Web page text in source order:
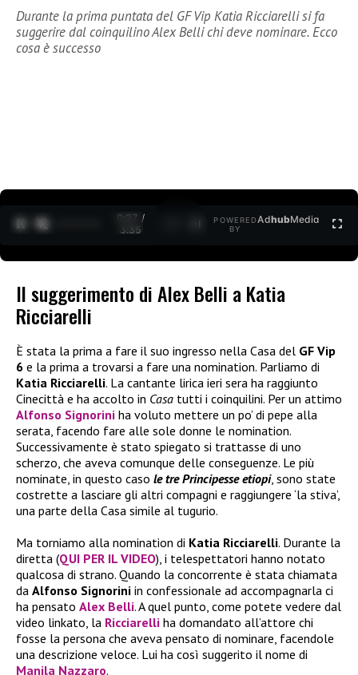
Durante la prima puntata del GF Vip Katia Ricciarelli si fa
suggerire dal coinquilino Alex Belli chi deve nominare. Ecco
cosa è successo
0:28 /
3:35
POWERED
BY
AdhubMedia
Il suggerimento di Alex Belli a Katia
Ricciarelli
È stata la prima a fare il suo ingresso nella Casa del GF Vip
6 e la prima a trovarsi a fare una nomination. Parliamo di
Katia Ricciarelli. La cantante lirica ieri sera ha raggiunto
Cinecittà e ha accolto in Casa tutti i coinquilini. Per un attimo
Alfonso Signorini ha voluto mettere un po’ di pepe alla
serata, facendo fare alle sole donne le nomination.
Successivamente è stato spiegato si trattasse di uno
scherzo, che aveva comunque delle conseguenze. Le più
nominate, in questo caso le tre Principesse etiopi, sono state
costrette a lasciare gli altri compagni e raggiungere ‘la stiva’,
una parte della Casa simile al tugurio.
Ma torniamo alla nomination di Katia Ricciarelli. Durante la
diretta (QUI PER IL VIDEO), i telespettatori hanno notato
qualcosa di strano. Quando la concorrente è stata chiamata
da Alfonso Signorini in confessionale ad accompagnarla ci
ha pensato Alex Belli. A quel punto, come potete vedere dal
video linkato, la Ricciarelli ha domandato all’attore chi
fosse la persona che aveva pensato di nominare, facendole
una descrizione veloce. Lui ha così suggerito il nome di
Manila Nazzaro.